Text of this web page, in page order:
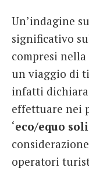
Un’indagine
significativo
compresi nella
un viaggio di
infatti dichiara
effettuare nei
‘eco/equo
operatori